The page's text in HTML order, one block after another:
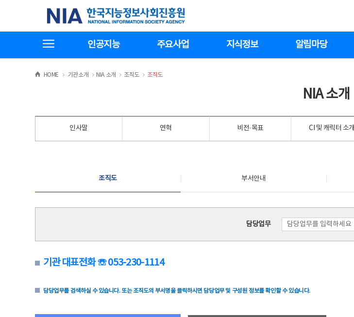
기
한국지능정보사회진흥원
인공지능 주요사업 지식정보 알림마당
HOME >
기관소개 >NIA 소개 >
조직도 >
조직도
NIA 소개
인사말 연혁 비전·목표 CI 및 캐릭터 소개
조직도 부서안내
담당업무
기관 대표전화 ☏ 053-230-1114
담당업무를 검색하실 수 있습니다. 또는 조직도의 부서명을 클릭하시면 담당업무 및 구성원 정보를 확인할 수 있습니다.